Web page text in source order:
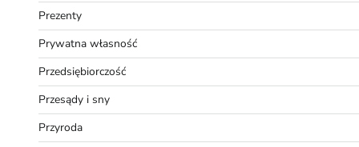
Prezenty
Prywatna własność
Przedsiębiorczość
Przesądy i sny
Przyroda